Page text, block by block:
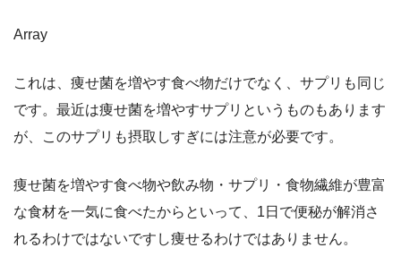
Array
これは、痩せ菌を増やす食べ物だけでなく、サプリも同じ
です。最近は痩せ菌を増やすサプリというものもあります
が、このサプリも摂取しすぎには注意が必要です。
痩せ菌を増やす食べ物や飲み物・サプリ・食物繊維が豊富
な食材を一気に食べたからといって、1日で便秘が解消さ
れるわけではないですし痩せるわけではありません。